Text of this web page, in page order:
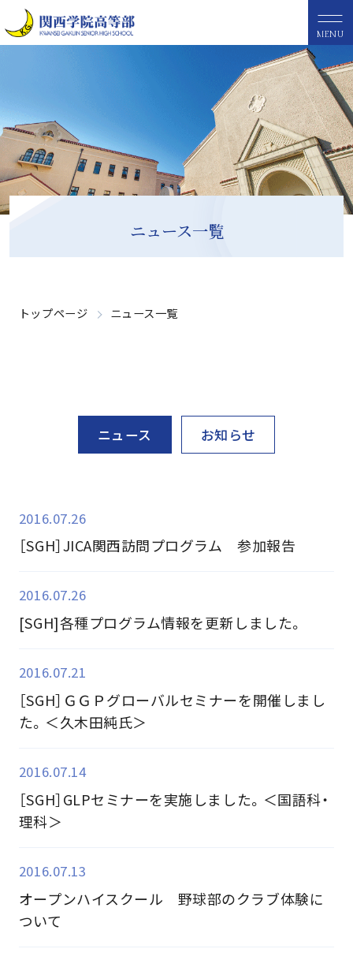
MENU
ニュース一覧
トップページ ニュース一覧
ニュース お知らせ
2016.07.26
［SGH］JICA関西訪問プログラム 参加報告
2016.07.26
[SGH]各種プログラム情報を更新しました。
2016.07.21
［SGH］ＧＧＰグローバルセミナーを開催しまし
た。＜久木田純氏＞
2016.07.14
［SGH］GLPセミナーを実施しました。＜国語科・
理科＞
2016.07.13
オープンハイスクール 野球部のクラブ体験に
ついて